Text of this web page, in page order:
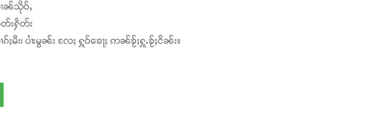
ၢၼ်သိုဝ်ႇ
တ်းႁဵတ်း
ႈမီး၊ ပၢႆးမွၼ်း လႄႈ ႁူဝ်ၶေႃႈ ဢၼ်ၶႂ်ႈႁူႉၶႂ်ႈငိၼ်း။